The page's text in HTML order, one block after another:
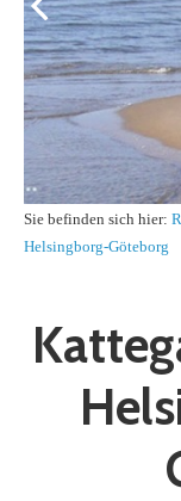
Sie befinden sich hier:
Helsingborg-Göteborg